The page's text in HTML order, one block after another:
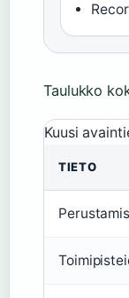
Taulukko
Kuusi
TIETO